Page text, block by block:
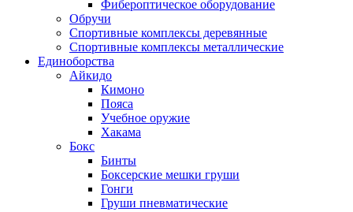
Фибероптическое оборудование
Обручи
Спортивные комплексы деревянные
Спортивные комплексы металлические
Единоборства
Айкидо
Кимоно
Пояса
Учебное оружие
Хакама
Бокс
Бинты
Боксерские мешки груши
Гонги
Груши пневматические